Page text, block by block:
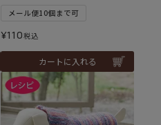
メール便10個まで可
¥110税込
カートに入れる